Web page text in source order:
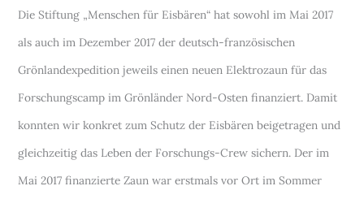
Die Stiftung „Menschen für Eisbären“ hat sowohl im Mai 2017
als auch im Dezember 2017 der deutsch-französischen
Grönlandexpedition jeweils einen neuen Elektrozaun für das
Forschungscamp im Grönländer Nord-Osten finanziert. Damit
konnten wir konkret zum Schutz der Eisbären beigetragen und
gleichzeitig das Leben der Forschungs-Crew sichern. Der im
Mai 2017 finanzierte Zaun war erstmals vor Ort im Sommer